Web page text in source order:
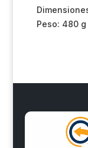
Peso: 480 g